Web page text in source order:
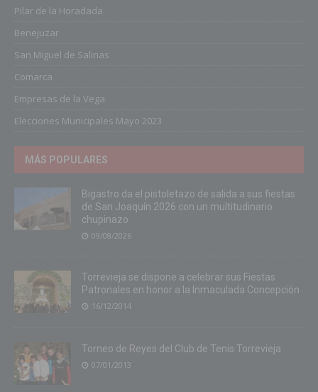
Pilar de la Horadada
Benejuzar
San Miguel de Salinas
Comarca
Empresas de la Vega
Elecciones Municipales Mayo 2023
MÁS POPULARES
Bigastro da el pistoletazo de salida a sus fiestas
de San Joaquín 2026 con un multitudinario
chupinazo
09/08/2026
Torrevieja se dispone a celebrar sus Fiestas
Patronales en honor a la Inmaculada Concepción
16/12/2014
Torneo de Reyes del Club de Tenis Torrevieja
07/01/2013